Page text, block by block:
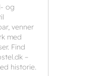
og
venner
med
Find
–
historie.